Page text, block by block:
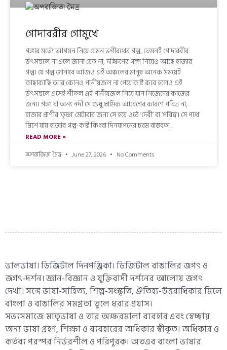
গোদাবরীর গোমুখে
গঙ্গার মর্ত্যে আগমন নিয়ে যেমন ভগীরথের গল্প, তেমনই গোদাবরীর
উৎসস্থলে না এলে জানা যেত না, দক্ষিণের গঙ্গা নিয়েও আছে হাজার
গল্প। যে গল্প জানাবে আজও এই অঞ্চলের মানুষ অনেক সময়েই
কাছাকাছি আর কোনও পানীয়জল না পেয়ে কষ্ট করে হলেও এই
উৎসস্থলে এসেই শীতল এই পানীয়জল নিয়ে যান নিজেদের কাজের
জন্য। গঙ্গা বা অন্য নদী সে শুধু ধার্মিক আবেগের কারণে পবিত্র না,
হাজার প্রাণীর ‘তৃষ্ণা’ মেটাবার জন্য সে হয়ে ওঠে ‘দেবী’ বা ‘পবিত্র’। সে পথে
মিশে যায় হাজার গল্প-কষ্ট কিংবা দিনযাপনের চরম বাস্তবতা।
READ MORE »
অপরাজিতা মৈত্র
June 27, 2026 No Comments
ভালভাষা। ডিজিটাল দিনপঞ্জিকা। ডিজিটাল বাঙালির জগৎ ও
জগৎ-দর্শন। জ্ঞান-বিজ্ঞান ও যুক্তিবাদী দর্শনের আলোয় জগৎ
দেখা। সঙ্গে ভাষা-সাহিত্য, শিল্প-সংস্কৃতি, ঐতিহ্য-উত্তরাধিকার মিলে
বাংলা ও বাঙালির সমগ্রতা তুলে ধরার প্রয়াস।
সভ্যসমাজে মাতৃভাষা ও তার অক্ষরমালা ব্যবহার এবং স্বেচ্ছায়
অন্য ভাষা গ্রহণ, শিক্ষা ও ব্যবহারের অধিকার স্বীকৃত। অধিকার ও
কর্তব্য পরস্পর নির্ভরশীল ও পরিপূরক। অতএব বাংলা ভাষার